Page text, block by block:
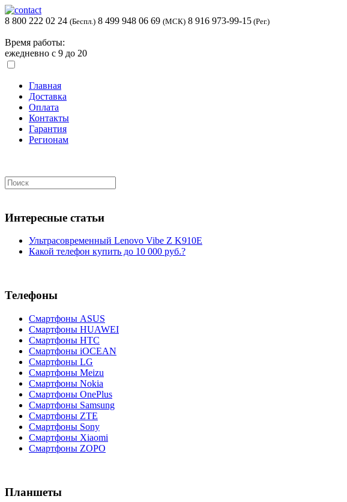
8 800 222 02 24 (Беспл.) 8 499 948 06 69 (МСК) 8 916 973-99-15 (Рег.)
Время работы:
ежедневно с 9 до 20
Главная
Доставка
Оплата
Контакты
Гарантия
Регионам
Интересные статьи
Ультрасовременный Lenovo Vibe Z K910E
Какой телефон купить до 10 000 руб.?
Телефоны
Смартфоны ASUS
Смартфоны HUAWEI
Смартфоны HTC
Смартфоны iOCEAN
Смартфоны LG
Смартфоны Meizu
Смартфоны Nokia
Смартфоны OnePlus
Смартфоны Samsung
Смартфоны ZTE
Смартфоны Sony
Смартфоны Xiaomi
Смартфоны ZOPO
Планшеты